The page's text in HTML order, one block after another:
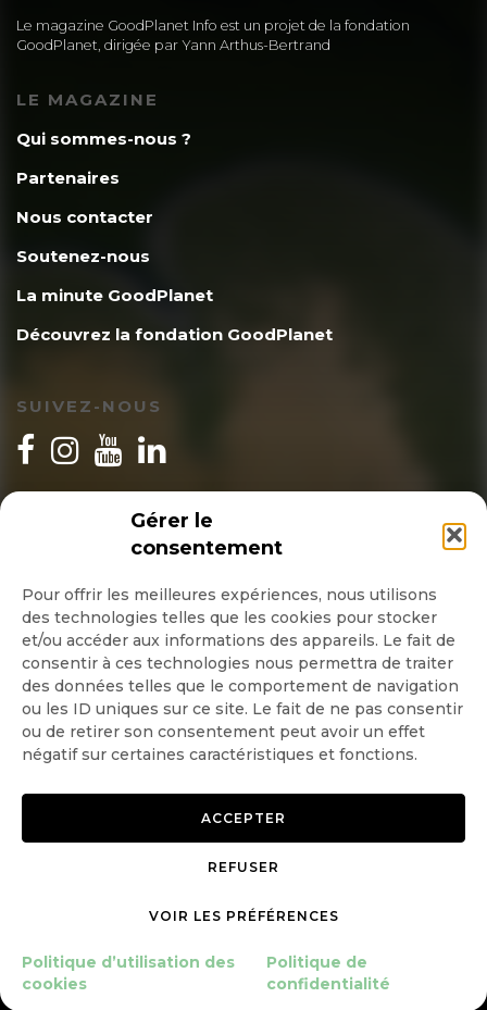
Gérer le
consentement
Pour offrir les meilleures expériences, nous utilisons
des technologies telles que les cookies pour stocker
et/ou accéder aux informations des appareils. Le fait de
consentir à ces technologies nous permettra de traiter
des données telles que le comportement de navigation
ou les ID uniques sur ce site. Le fait de ne pas consentir
ou de retirer son consentement peut avoir un effet
négatif sur certaines caractéristiques et fonctions.
ACCEPTER
REFUSER
VOIR LES PRÉFÉRENCES
Politique d’utilisation des
cookies
Politique de
confidentialité
Le magazine GoodPlanet Info est un projet de la fondation
GoodPlanet, dirigée par Yann Arthus-Bertrand
LE MAGAZINE
Qui sommes-nous ?
Partenaires
Nous contacter
Soutenez-nous
La minute GoodPlanet
Découvrez la fondation GoodPlanet
SUIVEZ-NOUS
INSCRIPTION NEWSLETTER
Quotidienne
Hebdo
OK
Politique de confidentialité
Gérer le consentement